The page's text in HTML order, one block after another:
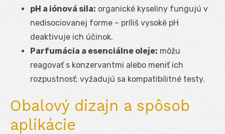
pH a iónová sila: organické kyseliny fungujú v
nedisociovanej forme – príliš vysoké pH
deaktivuje ich účinok.
Parfumácia a esenciálne oleje: môžu
reagovať s konzervantmi alebo meniť ich
rozpustnosť; vyžadujú sa kompatibilitné testy.
Obalový dizajn a spôsob
aplikácie